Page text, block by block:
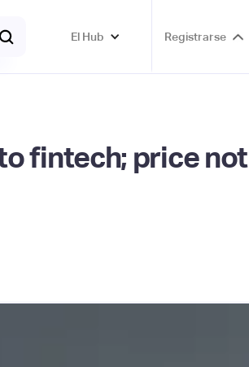
El Hub Registrarse
fintech; price not